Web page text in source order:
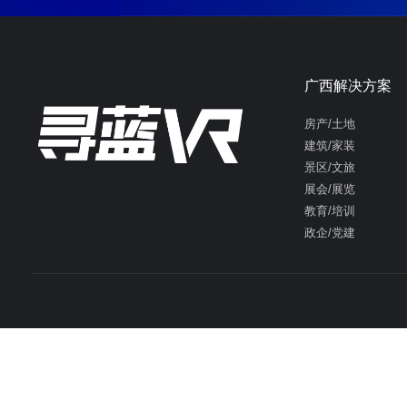
广西解决方案
房产/土地
建筑/家装
景区/文旅
展会/展览
教育/培训
政企/党建